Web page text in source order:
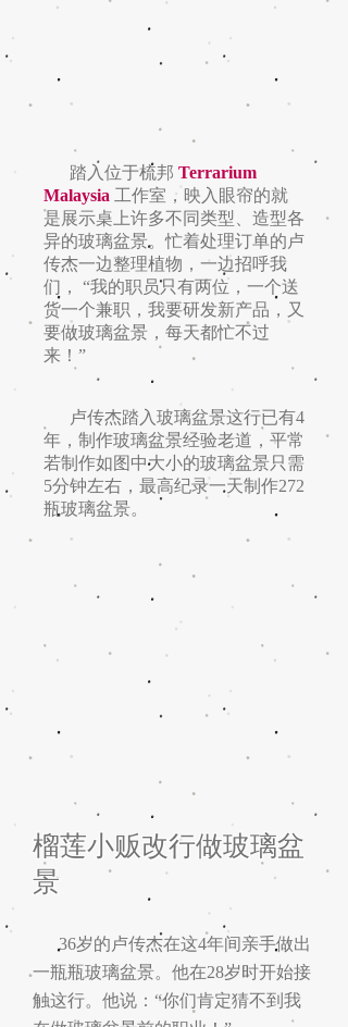
踏入位于梳邦 Terrarium
Malaysia 工作室，映入眼帘的就
是展示桌上许多不同类型、造型各
异的玻璃盆景。忙着处理订单的卢
传杰一边整理植物，一边招呼我
们， “我的职员只有两位，一个送
货一个兼职，我要研发新产品，又
要做玻璃盆景，每天都忙不过
来！”
卢传杰踏入玻璃盆景这行已有4
年，制作玻璃盆景经验老道，平常
若制作如图中大小的玻璃盆景只需
5分钟左右，最高纪录一天制作272
瓶玻璃盆景。
榴莲小贩改行做玻璃盆
景
36岁的卢传杰在这4年间亲手做出
一瓶瓶玻璃盆景。他在28岁时开始接
触这行。他说：“你们肯定猜不到我